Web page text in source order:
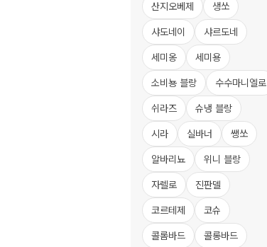
산지오베제 생쏘
샤도네이 샤르도네
세미옹 세미용
소비뇽 블랑 수수마니엘로
쉬라즈 슈냉 블랑
시라 실바너 쌩쏘
알바리뇨 위니 블랑
자렐로 진판델
코르테제 코슈
콜롬바드 콜롱바드